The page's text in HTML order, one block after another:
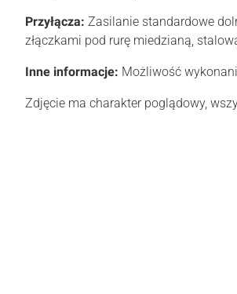
Przyłącza: Zasilanie standardowe
złączkami pod rurę miedzianą,
Inne informacje: Możliwość
Zdjęcie ma charakter poglądowy,